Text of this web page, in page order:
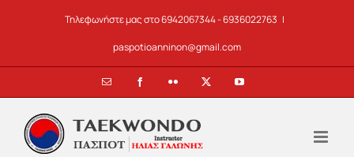
Τηλεφωνήστε μας στο 6942067344 - 6936022763 |
paspotioanninon@gmail.com
Email FacebookFlickr YouTube